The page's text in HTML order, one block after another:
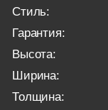
Стиль:
Гарантия:
Высота:
Ширина:
Толщина: